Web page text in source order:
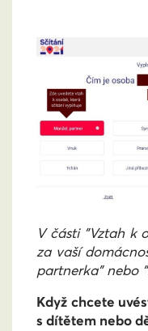
V části "Vztah k
za vaší
partnerka" nebo
Když chcete
s dítětem nebo